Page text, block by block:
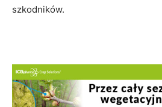
szkodników.